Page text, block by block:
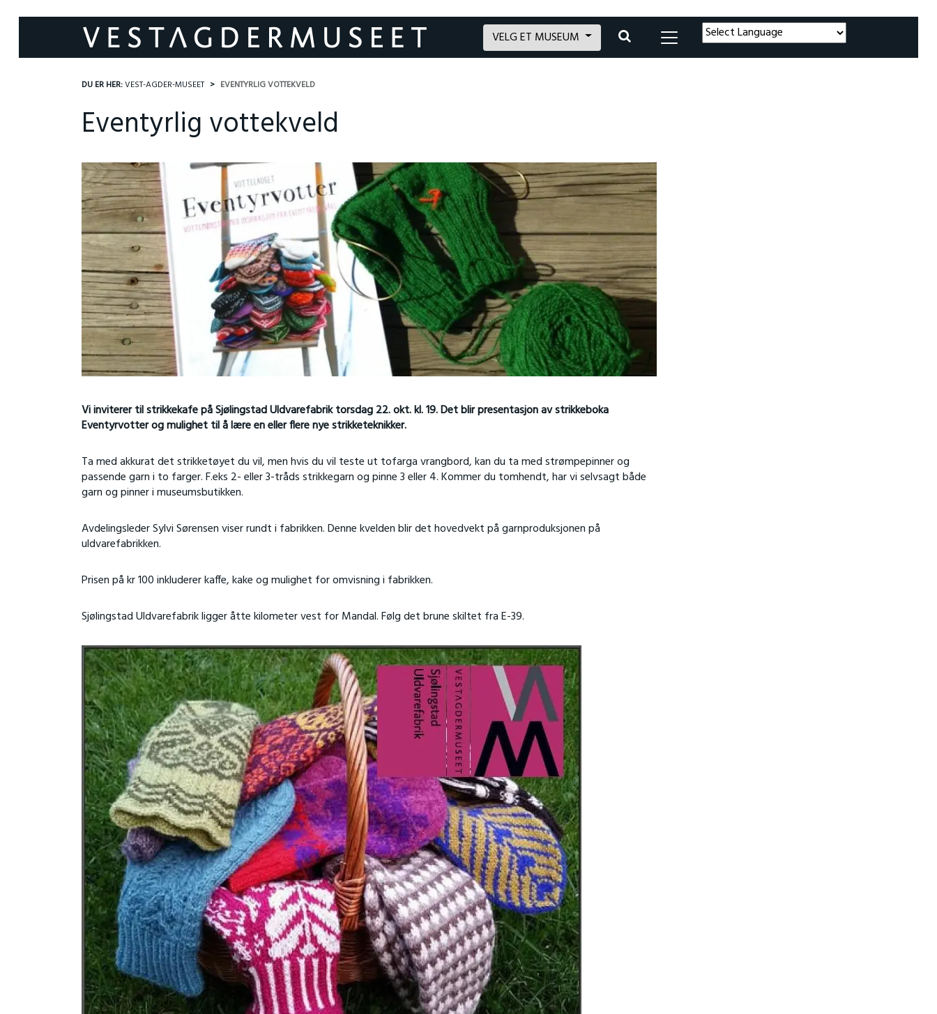
VELG ET MUSEUM
DU ER HER:VEST-AGDER-MUSEET EVENTYRLIG VOTTEKVELD
Eventyrlig vottekveld
Vi inviterer til strikkekafe på Sjølingstad Uldvarefabrik torsdag 22. okt. kl. 19. Det blir presentasjon av strikkeboka
Eventyrvotter og mulighet til å lære en eller flere nye strikketeknikker.
Ta med akkurat det strikketøyet du vil, men hvis du vil teste ut tofarga vrangbord, kan du ta med strømpepinner og
passende garn i to farger. F.eks 2- eller 3-tråds strikkegarn og pinne 3 eller 4. Kommer du tomhendt, har vi selvsagt både
garn og pinner i museumsbutikken.
Avdelingsleder Sylvi Sørensen viser rundt i fabrikken. Denne kvelden blir det hovedvekt på garnproduksjonen på
uldvarefabrikken.
Prisen på kr 100 inkluderer kaffe, kake og mulighet for omvisning i fabrikken.
Sjølingstad Uldvarefabrik ligger åtte kilometer vest for Mandal. Følg det brune skiltet fra E-39.